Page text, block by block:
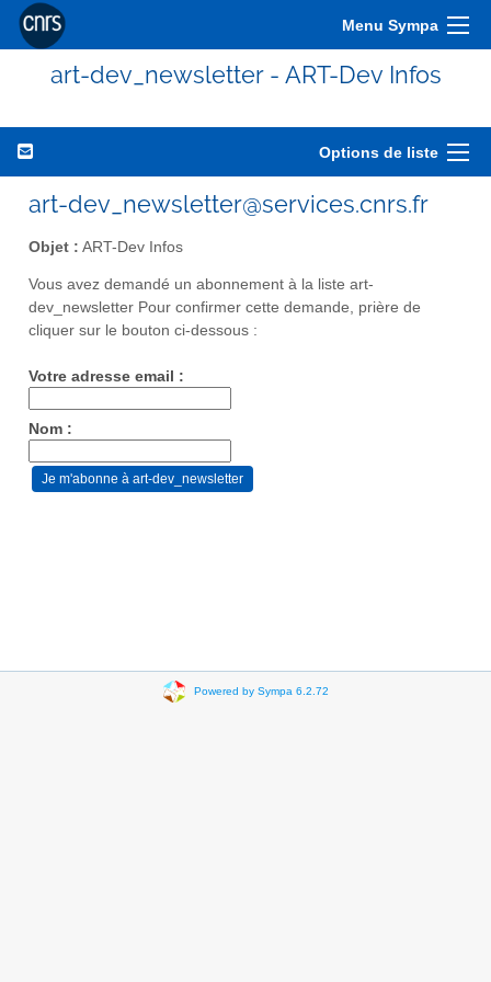
Menu Sympa
art-dev_newsletter - ART-Dev Infos
Options de liste
art-dev_newsletter@services.cnrs.fr
Objet : ART-Dev Infos
Vous avez demandé un abonnement à la liste art-
dev_newsletter Pour confirmer cette demande, prière de
cliquer sur le bouton ci-dessous :
Votre adresse email :
Nom :
Powered by Sympa 6.2.72